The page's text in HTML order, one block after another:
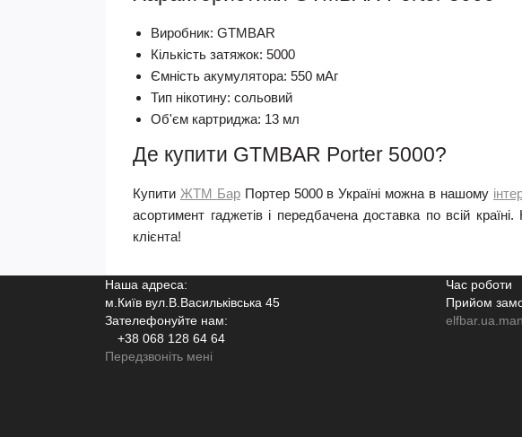
Виробник: GTMBAR
Кількість затяжок: 5000
Ємність акумулятора: 550 мАг
Тип нікотину: сольовий
Об'єм картриджа: 13 мл
Де купити GTMBAR Porter 5000?
Купити ЖТМ БарПортер 5000 в Україні можна в нашому
асортимент гаджетів і передбачена доставка по всій
клієнта!
Наша адреса:
м.Київ вул.В.Васильківська 45
Зателефонуйте нам:
+38 068 128 64 64
Передзвоніть мені
Час роботи
Прийом